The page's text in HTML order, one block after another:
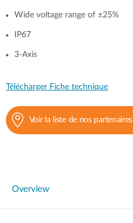
Wide voltage range of ±25%
IP67
3-Axis
Télécharger Fiche technique
Voir la liste de nos partenaires
Overview